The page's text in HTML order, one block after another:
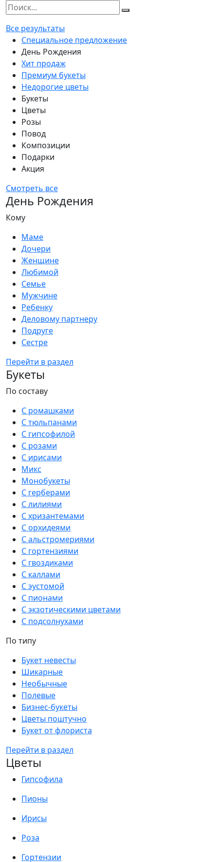
Все результаты
Специальное предложение
День Рождения
Хит продаж
Премиум букеты
Недорогие цветы
Букеты
Цветы
Розы
Повод
Композиции
Подарки
Акция
Смотреть все
День Рождения
Кому
Маме
Дочери
Женщине
Любимой
Семье
Мужчине
Ребенку
Деловому партнеру
Подруге
Сестре
Перейти в раздел
Букеты
По составу
С ромашками
С тюльпанами
С гипсофилой
С розами
С ирисами
Микс
Монобукеты
С герберами
С лилиями
С хризантемами
С орхидеями
С альстромериями
С гортензиями
С гвоздиками
С каллами
С эустомой
С пионами
С экзотическими цветами
С подсолнухами
По типу
Букет невесты
Шикарные
Необычные
Полевые
Бизнес-букеты
Цветы поштучно
Букет от флориста
Перейти в раздел
Цветы
Гипсофила
Пионы
Ирисы
Роза
Гортензии